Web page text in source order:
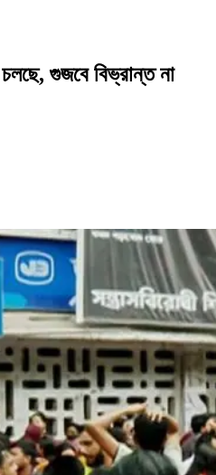
গুজবে বিভ্রান্ত না